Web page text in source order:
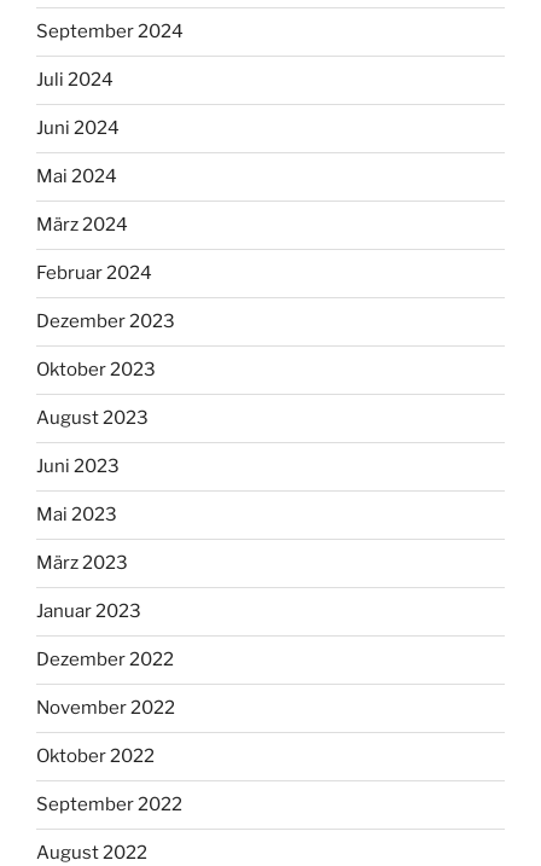
September 2024
Juli 2024
Juni 2024
Mai 2024
März 2024
Februar 2024
Dezember 2023
Oktober 2023
August 2023
Juni 2023
Mai 2023
März 2023
Januar 2023
Dezember 2022
November 2022
Oktober 2022
September 2022
August 2022